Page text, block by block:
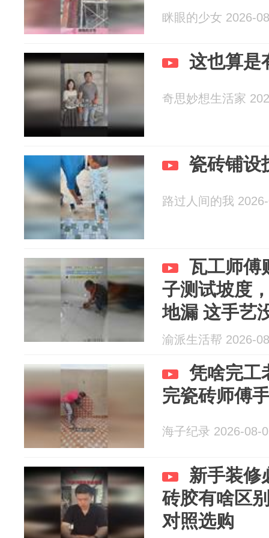
眯眼的少女 2026-
这也算是
奇思妙想生活家
瓷砖铺设
路过人间的我
瓦工师傅
子测试坡度
地漏 这手艺
渝派生活帮 2026-
凭啥完工
完瓷砖师傅
海子纪录 2026-08-
新手装修
砖胶有啥区
对照选购